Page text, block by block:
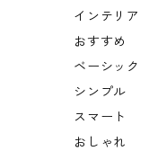
インテリア
おすすめ
ベーシック
シンプル
スマート
おしゃれ